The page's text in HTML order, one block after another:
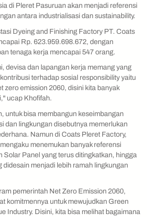
di Pleret Pasuruan akan menjadi referensi
antara industrialisasi dan sustainability.
Dyeing and Finishing Factory PT. Coats
Rp. 623.959.698.672, dengan
tenaga kerja mencapai 547 orang.
devisa dan lapangan kerja memang yang
terhadap sosial responsibility yaitu
zero emission 2060, disini kita banyak
ucap Khofifah.
untuk bisa membangun keseimbangan
dan lingkungan disebutnya memerlukan
Namun di Coats Pleret Factory,
menemukan banyak referensi
Solar Panel yang terus ditingkatkan, hingga
didesain menjadi lebih ramah lingkungan
pemerintah Net Zero Emission 2060,
komitmennya untuk mewujudkan Green
Industry. Disini, kita bisa melihat bagaimana